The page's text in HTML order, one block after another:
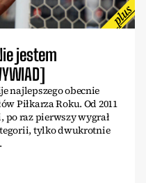
jestem
najlepszego obecnie
Piłkarza Roku. Od 2011
raz pierwszy wygrał
tylko dwukrotnie